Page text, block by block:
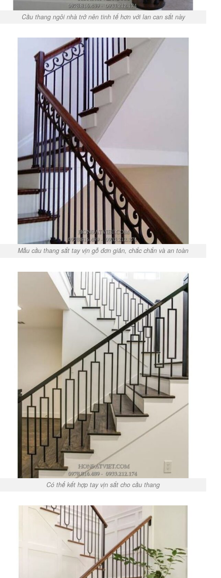
Cầu thang ngôi nhà trở nên tinh tế hơn với lan can sắt này
Mẫu cầu thang sắt tay vịn gỗ đơn giản, chắc chắn và an toàn
Có thể kết hợp tay vịn sắt cho cầu thang